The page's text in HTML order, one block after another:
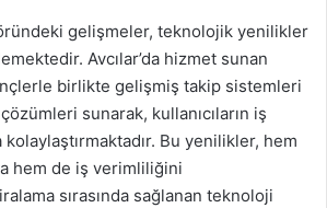
gelişmeler, teknolojik yenilikler
Avcılar’da hizmet sunan
birlikte gelişmiş takip sistemleri
sunarak, kullanıcıların iş
Bu yenilikler, hem
hem de iş verimliliğini
sırasında sağlanan teknoloji